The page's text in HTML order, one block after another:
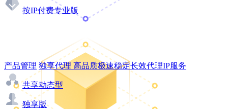
按IP付费专业版
产品管理 独享代理 高品质极速稳定长效代理IP服务
共享动态型
独享版